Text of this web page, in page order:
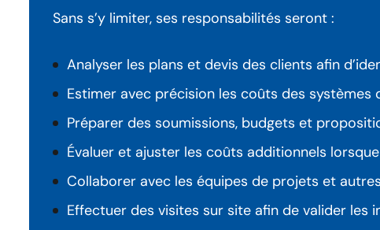
Sans s’y limiter, ses responsabilités seront :
Analyser les plans et devis des clients afin
Estimer avec précision les coûts des systèmes
Préparer des soumissions, budgets et
Évaluer et ajuster les coûts additionnels
Collaborer avec les équipes de projets et
Effectuer des visites sur site afin de valider les